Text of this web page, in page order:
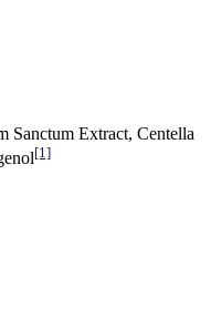
Sanctum Extract, Centella
[1]